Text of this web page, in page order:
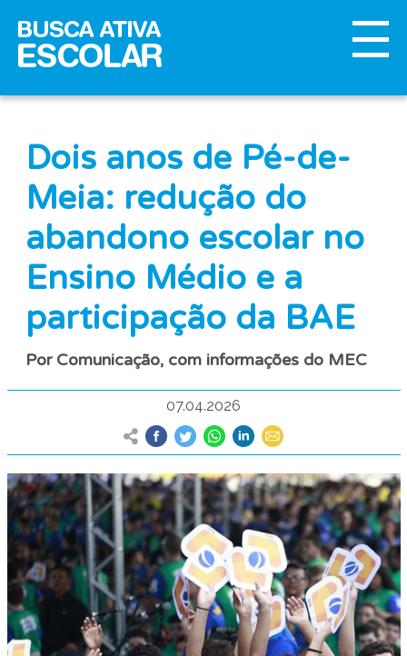
Dois anos de Pé-de-
Meia: redução do
abandono escolar no
Ensino Médio e a
participação da BAE
Por Comunicação, com informações do MEC
07.04.2026